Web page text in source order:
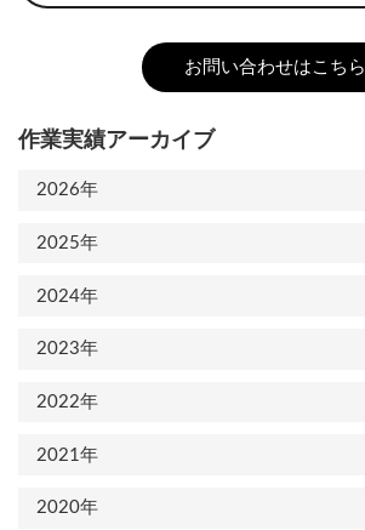
お問い合わせはこちら
作業実績アーカイブ
2026年
2025年
2024年
2023年
2022年
2021年
2020年